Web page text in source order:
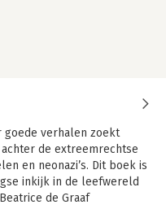
goede verhalen zoekt
de extreemrechtse
en neonazi’s. Dit boek is
inkijk in de leefwereld
de Graaf